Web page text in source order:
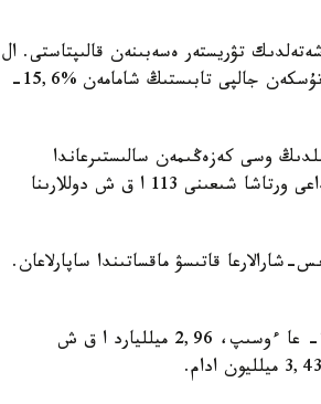
- 15,656 ميلليارد دوللار - شەتەلدىك تۋريستەر ەسەبىنەن قالىپتاستى. ال
ترانزيتتىك جولاۋشىلاردان 209,5 ميلليون دوللار ءتۇستى. تۋريزمنەن تۇسكەن جالپى تابىستىڭ شامامەن %15,6-
بۇل وتكەن جىلدىڭ وسى كەزەڭىمەن سالىستىرعاندا
%5,1- عا از. سوعان قاراماستان، ءبىر تۋريستىڭ ءبىر تۇنگە شاققانداعى ورتاشا شىعىنى 113 ا ق ش دوللارىنا
ءىس-شارالارعا قاتىسۋ ماقساتىندا ساپارلاعان.
سونىمەن قاتار تۇركيا تۇرعىندارىنىڭ شەتەلگە ساپار شىعىندارى %7,4- عا ءوسىپ، 2,96 ميلليارد ا ق ش